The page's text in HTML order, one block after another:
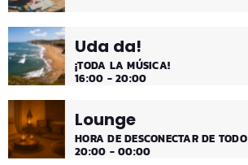
Uda da!
¡TODA LA MÚSICA!
16:00 - 20:00
Lounge
HORA DE DESCONECTAR DE TODO
20:00 - 00:00